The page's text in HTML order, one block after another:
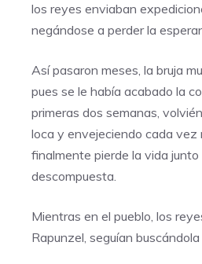
los reyes enviaban
negándose a perder la
Así pasaron meses, la bruja
pues se le había acabado la
primeras dos semanas,
loca y envejeciendo cada vez
finalmente pierde la vida
descompuesta.
Mientras en el pueblo, los
Rapunzel, seguían